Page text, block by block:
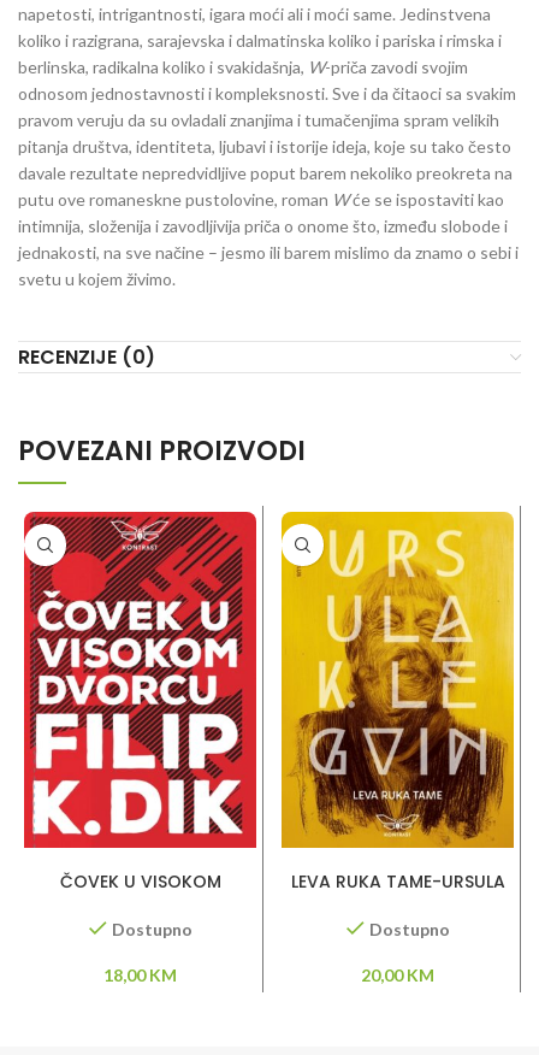
napetosti, intrigantnosti, igara moći ali i moći same. Jedinstvena
koliko i razigrana, sarajevska i dalmatinska koliko i pariska i rimska i
berlinska, radikalna koliko i svakidašnja, W-priča zavodi svojim
odnosom jednostavnosti i kompleksnosti. Sve i da čitaoci sa svakim
pravom veruju da su ovladali znanjima i tumačenjima spram velikih
pitanja društva, identiteta, ljubavi i istorije ideja, koje su tako često
davale rezultate nepredvidljive poput barem nekoliko preokreta na
putu ove romaneskne pustolovine, roman Wće se ispostaviti kao
intimnija, složenija i zavodljivija priča o onome što, između slobode i
jednakosti, na sve načine – jesmo ili barem mislimo da znamo o sebi i
svetu u kojem živimo.
RECENZIJE (0)
POVEZANI PROIZVODI
ČOVEK U VISOKOM
Dostupno
18,00KM
LEVA RUKA TAME-URSULA
Dostupno
20,00KM